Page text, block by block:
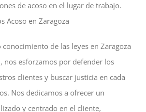
de acoso en el lugar de trabajo.
Acoso en Zaragoza
de las leyes en Zaragoza
nos esforzamos por defender los
clientes y buscar justicia en cada
Nos dedicamos a ofrecer un
y centrado en el cliente,